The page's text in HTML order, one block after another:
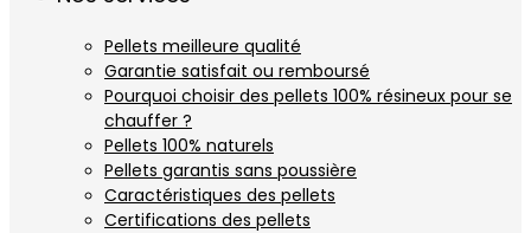
Pellets meilleure qualité
Garantie satisfait ou remboursé
Pourquoi choisir des pellets 100% résineux pour se
chauffer ?
Pellets 100% naturels
Pellets garantis sans poussière
Caractéristiques des pellets
Certifications des pellets